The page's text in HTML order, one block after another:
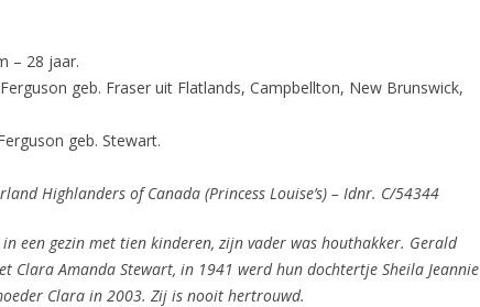
– 28 jaar.
geb. Fraser uit Flatlands, Campbellton, New Brunswick,
geb. Stewart.
Highlanders of Canada (Princess Louise’s) – Idnr. C/54344
een gezin met tien kinderen, zijn vader was houthakker. Gerald
Clara Amanda Stewart, in 1941 werd hun dochtertje Sheila Jeannie
Clara in 2003. Zij is nooit hertrouwd.